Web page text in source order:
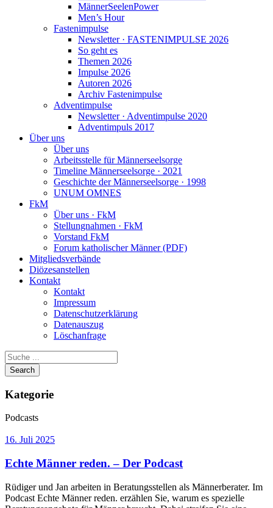
MännerSeelenPower
Men’s Hour
Fastenimpulse
Newsletter · FASTENIMPULSE 2026
So geht es
Themen 2026
Impulse 2026
Autoren 2026
Archiv Fastenimpulse
Adventimpulse
Newsletter · Adventimpulse 2020
Adventimpuls 2017
Über uns
Über uns
Arbeitsstelle für Männerseelsorge
Timeline Männerseelsorge · 2021
Geschichte der Männerseelsorge · 1998
UNUM OMNES
FkM
Über uns · FkM
Stellungnahmen · FkM
Vorstand FkM
Forum katholischer Männer (PDF)
Mitgliedsverbände
Diözesanstellen
Kontakt
Kontakt
Impressum
Datenschutzerklärung
Datenauszug
Löschanfrage
Kategorie
Podcasts
16. Juli 2025
Echte Männer reden. – Der Podcast
Rüdiger und Jan arbeiten in Beratungsstellen als Männerberater. Im
Podcast Echte Männer reden. erzählen Sie, warum es spezielle